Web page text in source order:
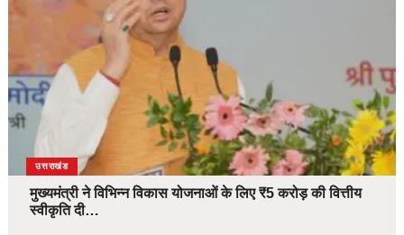
उत्तराखंड
मुख्यमंत्री ने विभिन्न विकास योजनाओं के लिए ₹5 करोड़ की वित्तीय
स्वीकृति दी…